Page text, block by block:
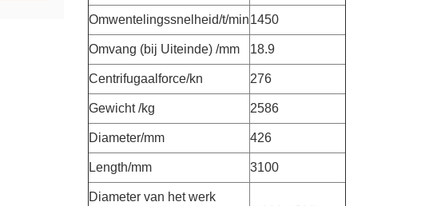
Omwentelingssnelheid/t/min1450
Omvang (bij Uiteinde) /mm 18.9
Centrifugaalforce/kn 276
Gewicht /kg 2586
Diameter/mm 426
Length/mm 3100
Diameter van het werk